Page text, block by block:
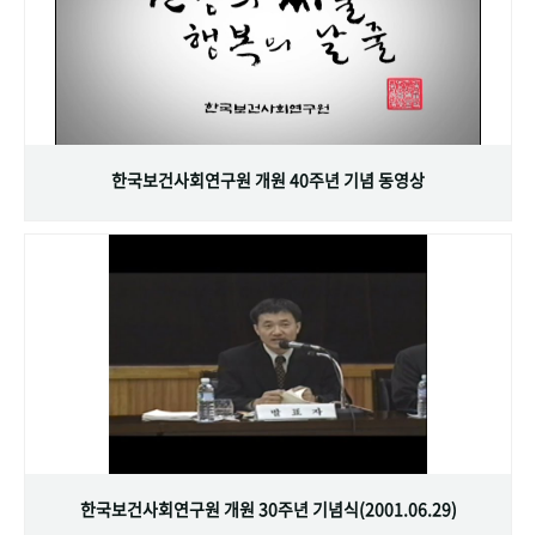
한국보건사회연구원 개원 40주년 기념 동영상
한국보건사회연구원 개원 30주년 기념식(2001.06.29)